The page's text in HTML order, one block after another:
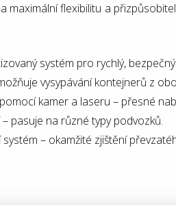
maximální flexibilitu a
systém pro rychlý,
vysypávání kontejnerů z
kamer a laseru – přesné
pasuje na různé typy podvozků.
systém – okamžité zjištění